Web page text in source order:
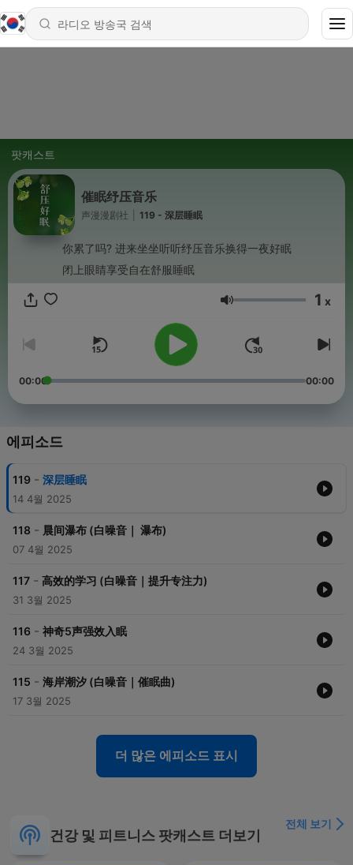
팟캐스트
催眠纾压音乐
声漫漫剧社 119 - 深层睡眠
你累了吗? 进来坐坐听听纾压音乐换得一夜好眠
闭上眼睛享受自在舒服睡眠
음량 1 x
00:00 00:00
에피소드
119 - 深层睡眠
14 4월 2025
118 - 晨间瀑布 (白噪音｜ 瀑布)
07 4월 2025
117 - 高效的学习 (白噪音｜提升专注力)
31 3월 2025
116 - 神奇5声强效入眠
24 3월 2025
115 - 海岸潮汐 (白噪音｜催眠曲)
17 3월 2025
더 많은 에피소드 표시
건강 및 피트니스 팟캐스트 더보기
전체 보기